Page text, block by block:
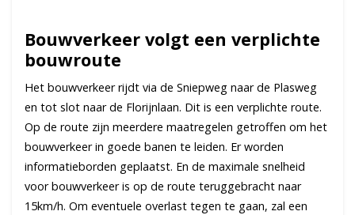
Bouwverkeer volgt een verplichte
bouwroute
Het bouwverkeer rijdt via de Sniepweg naar de Plasweg
en tot slot naar de Florijnlaan. Dit is een verplichte route.
Op de route zijn meerdere maatregelen getroffen om het
bouwverkeer in goede banen te leiden. Er worden
informatieborden geplaatst. En de maximale snelheid
voor bouwverkeer is op de route teruggebracht naar
15km/h. Om eventuele overlast tegen te gaan, zal een